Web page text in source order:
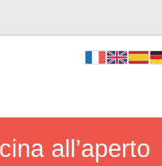
all’aperto